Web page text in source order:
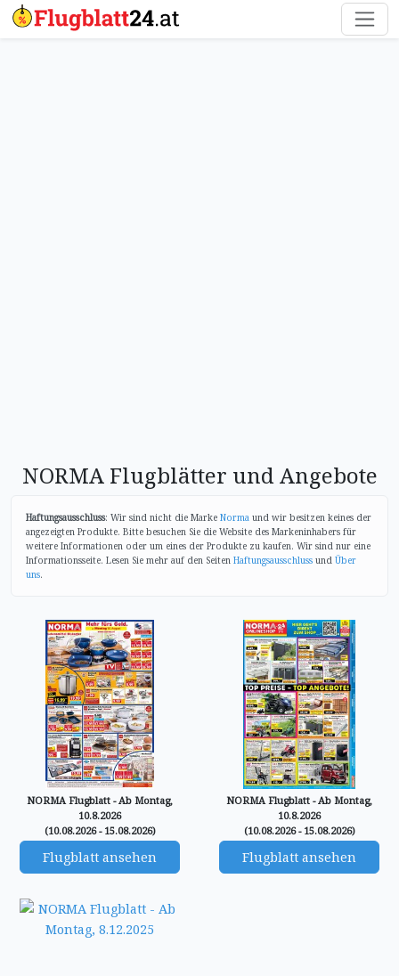
NORMA Flugblätter und Angebote
Haftungsausschluss: Wir sind nicht die Marke Norma und wir besitzen keines der
angezeigten Produkte. Bitte besuchen Sie die Website des Markeninhabers für
weitere Informationen oder um eines der Produkte zu kaufen. Wir sind nur eine
Informationsseite. Lesen Sie mehr auf den Seiten Haftungsausschluss und Über
uns.
NORMA Flugblatt - Ab Montag,
10.8.2026
(10.08.2026 - 15.08.2026)
Flugblatt ansehen
NORMA Flugblatt - Ab Montag,
10.8.2026
(10.08.2026 - 15.08.2026)
Flugblatt ansehen